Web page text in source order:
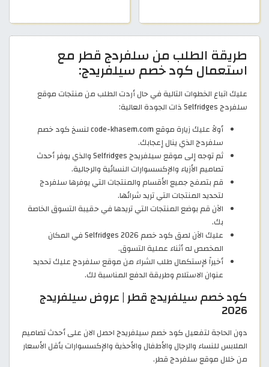
طريقة الطلب من سلفردج قطر مع
استعمال كود خصم سيلفريدج:
عليك اتباع الخطوات التالية في حال أردت الطلب من منتجات موقع
سلفردج Selfridges ذات الجودة العالية:
أولاً عليك زيارة موقع code-khasem.com لنسخ كود خصم
سلفردج الذي ينال إعجابك.
ثم توجه إلى موقع سيلفريدج Selfridges والذي يوفر أحدث
تصاميم الأزياء والإكسسوارات النسائية والرجالية.
قم بتصفح جميع الأقسام والمنتجات التي يوفرها سلفردج
لتحديد المنتجات التي تريد شرائها.
الآن قم بوضع المنتجات التي تريدها في حقيبة التسوق الخاصة
بك.
عليك الآن لصق كود خصم Selfridges 2026 في المكان
المخصص له أثناء عملية التسوق.
أخيراً لإستكمال طلب الشراء من موقع سلفردج عليك تحديد
عنوان الاستلام وطريقة الدفع المناسبة لك.
كود خصم سيلفريدج قطر | عروض سيلفريدج
2026
دون الحاجة لتفعيل كود خصم سيلفريدج احصل الان على أحدث تصاميم
الملابس للنساء والرجال والأطفال والأحذية والإكسسوارات بأقل الأسعار
من خلال موقع سلفردج قطر.